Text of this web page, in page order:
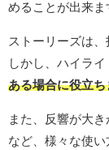
めることが出来ま
ストーリーズは、
しかし、ハイライ
ある場合に役立ち
また、反響が大
など、様々な使い